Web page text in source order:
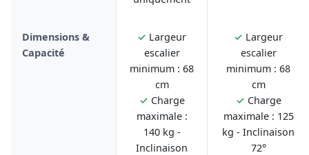
Dimensions &
Capacité
✓ Largeur
escalier
minimum : 68
cm
✓ Charge
maximale :
140 kg -
Inclinaison
✓ Largeur
escalier
minimum : 68
cm
✓ Charge
maximale : 125
kg - Inclinaison
72°